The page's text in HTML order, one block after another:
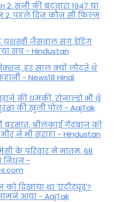
2: सनी की बंटवारा 1947 या
2, पहले दिन कौन सी फिल्म
यशस्वी जैसवाल संग डेटिंग
सच - Hindustan
हर साल क्यों लौटते थे
- News18 Hindi
की धमकी, रोनाल्डो भी थे
की खुली पोल - AajTak
श्रीलंकाई गेंदबाज को
ने भी सराहा - Hindustan
के परिवार में मातम, 68
निधन -
दिखाया था 'एटीट्यूड'?
आया - AajTak